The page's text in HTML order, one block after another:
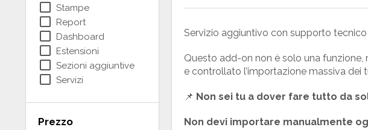
check_box_outline_blank Stampe
check_box_outline_blank Report
check_box_outline_blank Dashboard
check_box_outline_blank Estensioni
check_box_outline_blank Sezioni aggiuntive
check_box_outline_blank Servizi
Prezzo
Servizio aggiuntivo con supporto
Questo add-on non è solo una funzione,
e controllato l’importazione massiva dei
📌 Non sei tu a dover fare tutto da
Non devi importare manualmente